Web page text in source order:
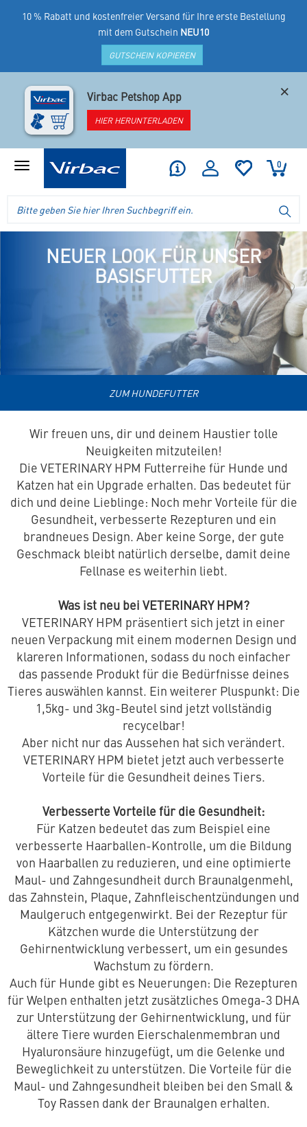
10 % Rabatt und kostenfreier Versand für Ihre erste Bestellung
mit dem Gutschein NEU10
GUTSCHEIN KOPIEREN
Virbac Petshop App
HIER HERUNTERLADEN
×
Produktmenü
Virbac
Ihr
0
Header
NEUER LOOK FÜR UNSER
BASISFUTTER
ZUM HUNDEFUTTER
Wir freuen uns, dir und deinem Haustier tolle
Neuigkeiten mitzuteilen!
Die VETERINARY HPM Futterreihe für Hunde und
Katzen hat ein Upgrade erhalten. Das bedeutet für
dich und deine Lieblinge: Noch mehr Vorteile für die
Gesundheit, verbesserte Rezepturen und ein
brandneues Design. Aber keine Sorge, der gute
Geschmack bleibt natürlich derselbe, damit deine
Fellnase es weiterhin liebt.
Was ist neu bei VETERINARY HPM?
VETERINARY HPM präsentiert sich jetzt in einer
neuen Verpackung mit einem modernen Design und
klareren Informationen, sodass du noch einfacher
das passende Produkt für die Bedürfnisse deines
Tieres auswählen kannst. Ein weiterer Pluspunkt: Die
1,5kg- und 3kg-Beutel sind jetzt vollständig
recycelbar!
Aber nicht nur das Aussehen hat sich verändert.
VETERINARY HPM bietet jetzt auch verbesserte
Vorteile für die Gesundheit deines Tiers.
Verbesserte Vorteile für die Gesundheit:
Für Katzen bedeutet das zum Beispiel eine
verbesserte Haarballen-Kontrolle, um die Bildung
von Haarballen zu reduzieren, und eine optimierte
Maul- und Zahngesundheit durch Braunalgenmehl,
das Zahnstein, Plaque, Zahnfleischentzündungen und
Maulgeruch entgegenwirkt. Bei der Rezeptur für
Kätzchen wurde die Unterstützung der
Gehirnentwicklung verbessert, um ein gesundes
Wachstum zu fördern.
Auch für Hunde gibt es Neuerungen: Die Rezepturen
für Welpen enthalten jetzt zusätzliches Omega-3 DHA
zur Unterstützung der Gehirnentwicklung, und für
ältere Tiere wurden Eierschalenmembran und
Hyaluronsäure hinzugefügt, um die Gelenke und
Beweglichkeit zu unterstützen. Die Vorteile für die
Maul- und Zahngesundheit bleiben bei den Small &
Toy Rassen dank der Braunalgen erhalten.